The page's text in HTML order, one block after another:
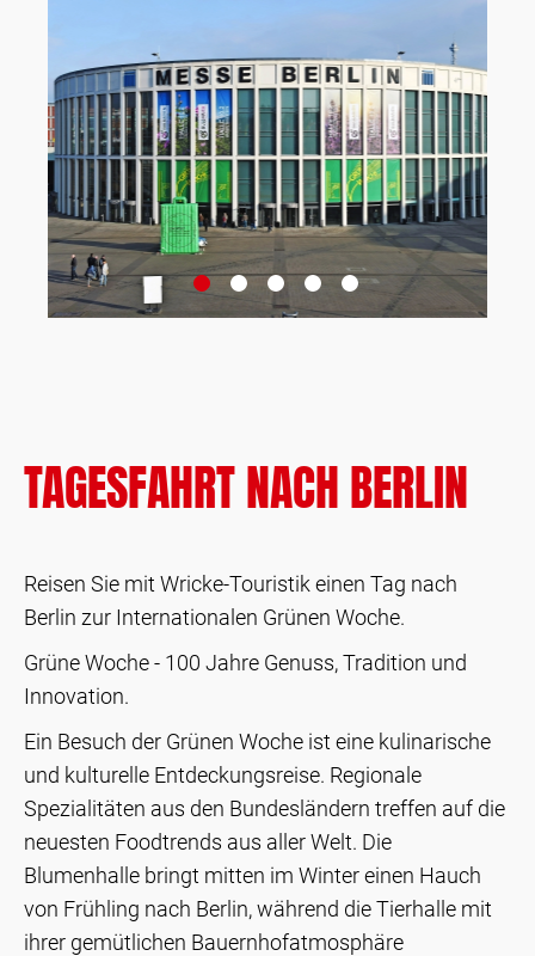
TAGESFAHRT NACH BERLIN
Reisen Sie mit Wricke-Touristik einen Tag nach
Berlin zur Internationalen Grünen Woche.
Grüne Woche - 100 Jahre Genuss, Tradition und
Innovation.
Ein Besuch der Grünen Woche ist eine kulinarische
und kulturelle Entdeckungsreise. Regionale
Spezialitäten aus den Bundesländern treffen auf die
neuesten Foodtrends aus aller Welt. Die
Blumenhalle bringt mitten im Winter einen Hauch
von Frühling nach Berlin, während die Tierhalle mit
ihrer gemütlichen Bauernhofatmosphäre